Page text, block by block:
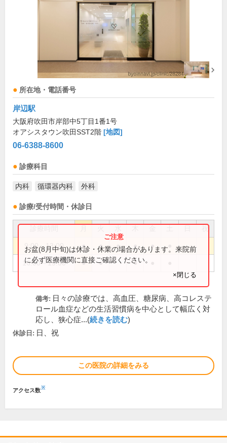
所在地・電話番号
岸辺駅
大阪府吹田市岸部中5丁目1番1号
オアシスタウン吹田SST2階 [地図]
06-6388-8600
診療科目
内科 循環器内科 外科
診療/受付時間・休診日
祝
9:00～13:00 ● ● ● ● ●
16:00～19:00 ● ● ●
お盆(8月中旬)は休診・休業の場合があります。来院前
に必ず医療機関に直接ご確認ください。
×閉じる
備考: 日々の診療では、高血圧、糖尿病、高コレステ
ロール血症などの生活習慣病を中心として幅広く対
応し、狭心症...(続きを読む)
休診日: 日、祝
この医院の詳細をみる
アクセス数※